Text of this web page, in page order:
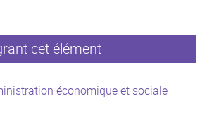
cet élément
économique et sociale